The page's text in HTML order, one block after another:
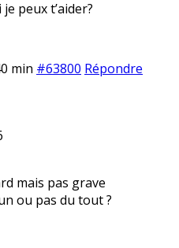
peux t’aider?
min #63800 Répondre
mais pas grave
ou pas du tout ?